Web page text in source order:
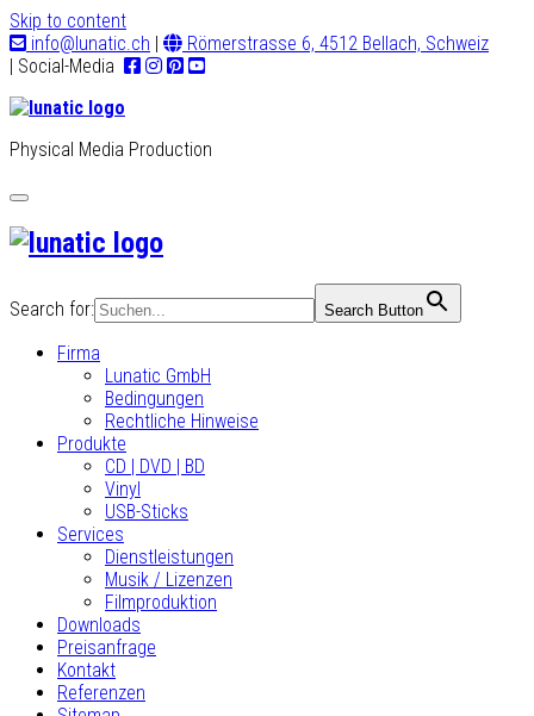
Skip to content
info@lunatic.ch |
Römerstrasse 6, 4512 Bellach, Schweiz
| Social-Media
Physical Media Production
Toggle
navigation
Search for: Search Button
Firma
Lunatic GmbH
Bedingungen
Rechtliche Hinweise
Produkte
CD | DVD | BD
Vinyl
USB-Sticks
Services
Dienstleistungen
Musik / Lizenzen
Filmproduktion
Downloads
Preisanfrage
Kontakt
Referenzen